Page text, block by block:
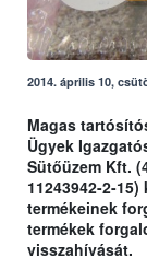
2014. április 10,
Magas
Ügyek
Sütőüzem Kft.
11243942-2-
termékeinek
termékek
visszahívását.